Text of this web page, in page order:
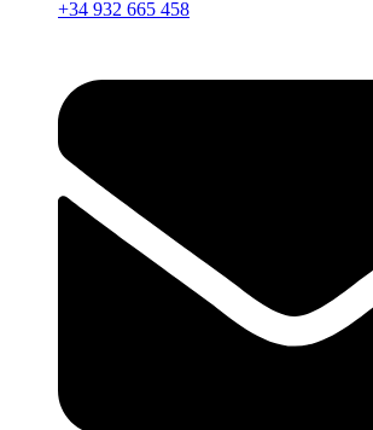
+34 932 665 458‬